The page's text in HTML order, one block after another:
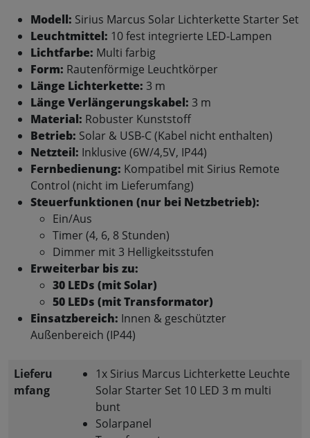
Modell: Sirius Marcus Solar Lichterkette Starter Set
Leuchtmittel: 10 fest integrierte LED-Lampen
Lichtfarbe: Multi farbig
Form: Rautenförmige Leuchtkörper
Länge Lichterkette: 3 m
Länge Verlängerungskabel: 3 m
Material: Robuster Kunststoff
Betrieb: Solar & USB-C (Kabel nicht enthalten)
Netzteil: Inklusive (6W/4,5V, IP44)
Fernbedienung: Kompatibel mit Sirius Remote
Control (nicht im Lieferumfang)
Steuerfunktionen (nur bei Netzbetrieb):
Ein/Aus
Timer (4, 6, 8 Stunden)
Dimmer mit 3 Helligkeitsstufen
Erweiterbar bis zu:
30 LEDs (mit Solar)
50 LEDs (mit Transformator)
Einsatzbereich: Innen & geschützter
Außenbereich (IP44)
Lieferu
mfang
1x Sirius Marcus Lichterkette Leuchte
Solar Starter Set 10 LED 3 m multi
bunt
Solarpanel